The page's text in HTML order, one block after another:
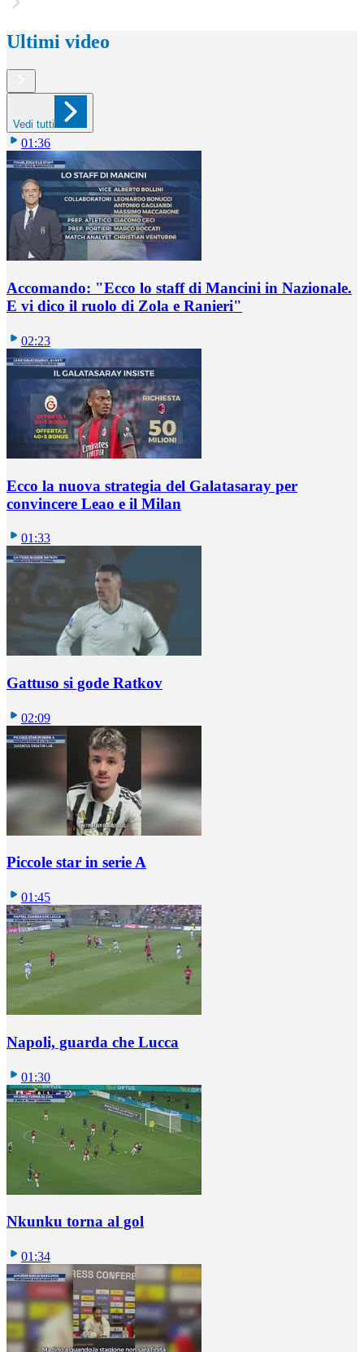
Ultimi video
Vedi tutti
01:36
Accomando: "Ecco lo staff di Mancini in Nazionale.
E vi dico il ruolo di Zola e Ranieri"
02:23
Ecco la nuova strategia del Galatasaray per
convincere Leao e il Milan
01:33
Gattuso si gode Ratkov
02:09
Piccole star in serie A
01:45
Napoli, guarda che Lucca
01:30
Nkunku torna al gol
01:34